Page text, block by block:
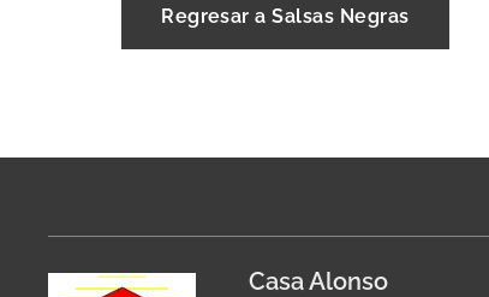
Regresar a Salsas Negras
Casa Alonso